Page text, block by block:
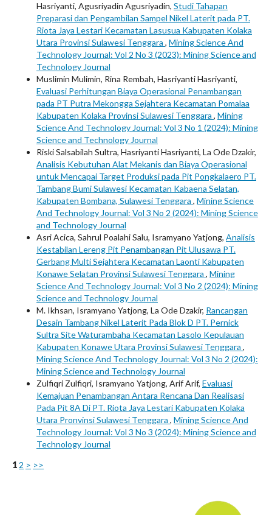
Hasriyanti, Agusriyadin Agusriyadin, Studi Tahapan
Preparasi dan Pengambilan Sampel Nikel Laterit pada PT.
Riota Jaya Lestari Kecamatan Lasusua Kabupaten Kolaka
Utara Provinsi Sulawesi Tenggara , Mining Science And
Technology Journal: Vol 2 No 3 (2023): Mining Science and
Technology Journal
Muslimin Mulimin, Rina Rembah, Hasriyanti Hasriyanti,
Evaluasi Perhitungan Biaya Operasional Penambangan
pada PT Putra Mekongga Sejahtera Kecamatan Pomalaa
Kabupaten Kolaka Provinsi Sulawesi Tenggara , Mining
Science And Technology Journal: Vol 3 No 1 (2024): Mining
Science and Technology Journal
Riski Salsabilah Sultra, Hasriyanti Hasriyanti, La Ode Dzakir,
Analisis Kebutuhan Alat Mekanis dan Biaya Operasional
untuk Mencapai Target Produksi pada Pit Pongkalaero PT.
Tambang Bumi Sulawesi Kecamatan Kabaena Selatan,
Kabupaten Bombana, Sulawesi Tenggara , Mining Science
And Technology Journal: Vol 3 No 2 (2024): Mining Science
and Technology Journal
Asri Acica, Sahrul Poalahi Salu, Isramyano Yatjong, Analisis
Kestabilan Lereng Pit Penambangan Pit Ulusawa PT.
Gerbang Multi Sejahtera Kecamatan Laonti Kabupaten
Konawe Selatan Provinsi Sulawesi Tenggara , Mining
Science And Technology Journal: Vol 3 No 2 (2024): Mining
Science and Technology Journal
M. Ikhsan, Isramyano Yatjong, La Ode Dzakir, Rancangan
Desain Tambang Nikel Laterit Pada Blok D PT. Pernick
Sultra Site Waturambaha Kecamatan Lasolo Kepulauan
Kabupaten Konawe Utara Provinsi Sulawesi Tenggara ,
Mining Science And Technology Journal: Vol 3 No 2 (2024):
Mining Science and Technology Journal
Zulfiqri Zulfiqri, Isramyano Yatjong, Arif Arif, Evaluasi
Kemajuan Penambangan Antara Rencana Dan Realisasi
Pada Pit 8A Di PT. Riota Jaya Lestari Kabupaten Kolaka
Utara Pronvinsi Sulawesi Tenggara , Mining Science And
Technology Journal: Vol 3 No 3 (2024): Mining Science and
Technology Journal
1 2 > >>